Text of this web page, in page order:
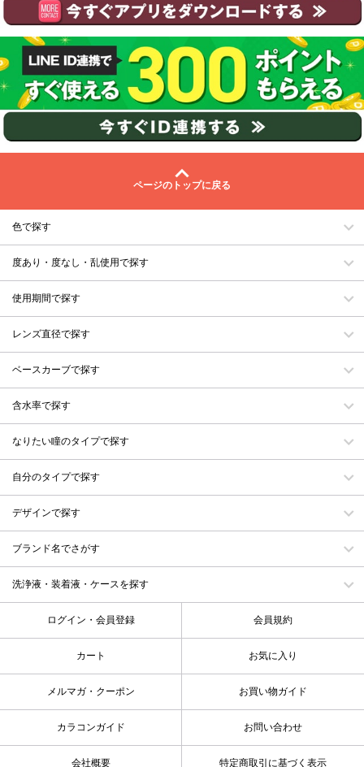
ページのトップに戻る
色で探す
度あり・度なし・乱使用で探す
使用期間で探す
レンズ直径で探す
ベースカーブで探す
含水率で探す
なりたい瞳のタイプで探す
自分のタイプで探す
デザインで探す
ブランド名でさがす
洗浄液・装着液・ケースを探す
ログイン・会員登録 会員規約
カート お気に入り
メルマガ・クーポン お買い物ガイド
カラコンガイド お問い合わせ
会社概要 特定商取引に基づく表示